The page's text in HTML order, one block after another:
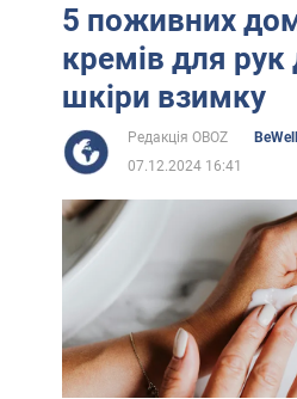
5 поживних
кремів для рук
шкіри взимку
Редакція OBOZ
BeWell
07.12.2024 16:41